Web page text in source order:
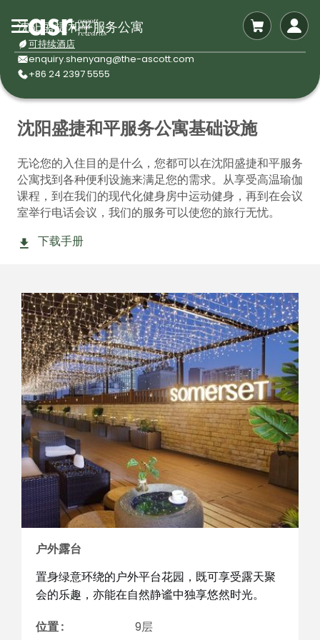
沈阳盛捷和平服务公寓
可持续酒店
enquiry.shenyang@the-ascott.com
+86 24 2397 5555
沈阳盛捷和平服务公寓基础设施
无论您的入住目的是什么，您都可以在沈阳盛捷和平服务
公寓找到各种便利设施来满足您的需求。从享受高温瑜伽
课程，到在我们的现代化健身房中运动健身，再到在会议
室举行电话会议，我们的服务可以使您的旅行无忧。
下载手册
户外露台
置身绿意环绕的户外平台花园，既可享受露天聚
会的乐趣，亦能在自然静谧中独享悠然时光。
位置 : 9层